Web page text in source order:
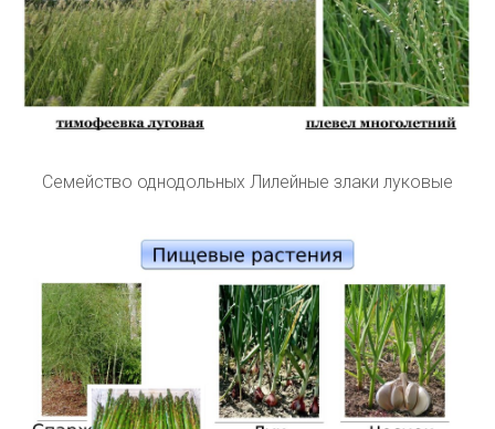
Семейство однодольных Лилейные злаки луковые